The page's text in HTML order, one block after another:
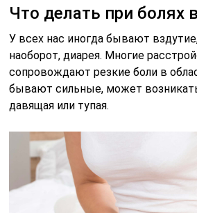
Что делать при болях
У всех нас иногда бывают
наоборот, диарея. Многие
сопровождают резкие боли в
бывают сильные, может
давящая или тупая.